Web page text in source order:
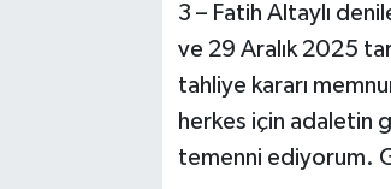
3 – Fatih Altaylı
ve 29 Aralık 2025
tahliye kararı
herkes için adaletin
temenni ediyorum.